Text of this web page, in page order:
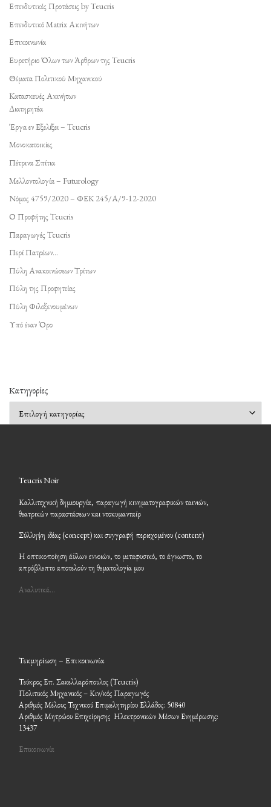
Επενδυτικές Προτάσεις by Teucris
Επενδυτικό Matrix Ακινήτων
Επικοινωνία
Ευρετήριο Όλων των Άρθρων της Teucris
Θέματα Πολιτικού Μηχανικού
Κατασκευές Ακινήτων
Διατηρητέα
Έργα εν Εξελίξει – Teucris
Μονοκατοικίες
Πέτρινα Σπίτια
Μελλοντολογία – Futurology
Νόμος 4759/2020 – ΦΕΚ 245/Α/9-12-2020
Ο Προφήτης Teucris
Παραγωγές Teucris
Περί Πατρέων…
Πύλη Ανακοινώσεων Τρίτων
Πύλη της Προφητείας
Πύλη Φιλοξενουμένων
Υπό έναν Όρο
Kατηγορίες
Teucris Noir
Καλλιτεχνική δημιουργία, παραγωγή κινηματογραφικών ταινιών,
θεατρικών παραστάσεων και ντοκυμανταίρ
Σύλληψη ιδέας (concept) και συγγραφή περιεχομένου (content)
Η οπτικοποίηση άϋλων εννοιών, το μεταφυσικό, το άγνωστο, το
απρόβλεπτο αποτελούν τη θεματολογία μου
Αναλυτικά…
Τεκμηρίωση – Επικοινωνία
Τεύκρος Επ. Σακελλαρόπουλος (Teucris)
Πολιτικός Μηχανικός – Κιν/κός Παραγωγός
Αριθμός Μέλους Τεχνικού Επιμελητηρίου Ελλάδος: 50840
Αριθμός Μητρώου Επιχείρησης Ηλεκτρονικών Μέσων Ενημέρωσης:
13437
Επικοινωνία